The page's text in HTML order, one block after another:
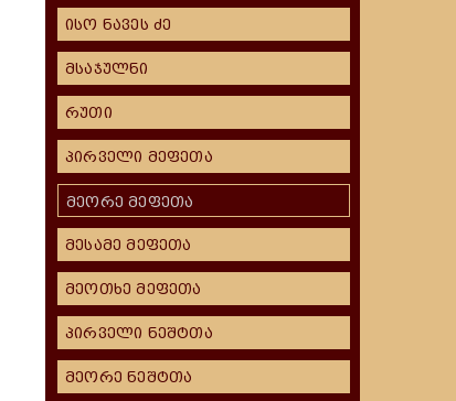
ისო ნავეს ძე
მსაჯულნი
რუთი
პირველი მეფეთა
მეორე მეფეთა
მესამე მეფეთა
მეოთხე მეფეთა
პირველი ნეშტთა
მეორე ნეშტთა